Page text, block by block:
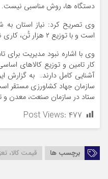
دستگاه ها، روش مناسبی نیست.
وی تصریح کرد: نیاز استان به
است و با توزیع ۲ هزار تُن، کاری نمی توان انجام داد.
وی با اشاره نبود مدیریت برای
کار تامین و توزیع کالاهای
آشنایی کامل دارند. به گزارش
سازمان جهاد کشاورزی مستقر
ستاد در سازمان صنعت، معدن
Post Views: ۴۷۷
برچسب ها قيمت کالا،